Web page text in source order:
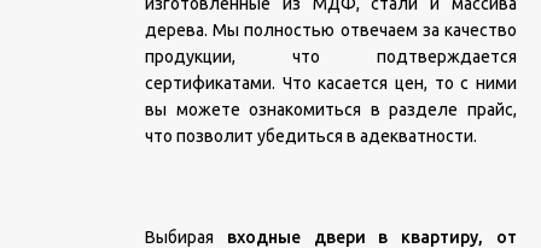
дерева. Мы полностью отвечаем за качество
продукции, что подтверждается
сертификатами. Что касается цен, то с ними
вы можете ознакомиться в разделе прайс,
что позволит убедиться в адекватности.
Выбирая входные двери в квартиру, от